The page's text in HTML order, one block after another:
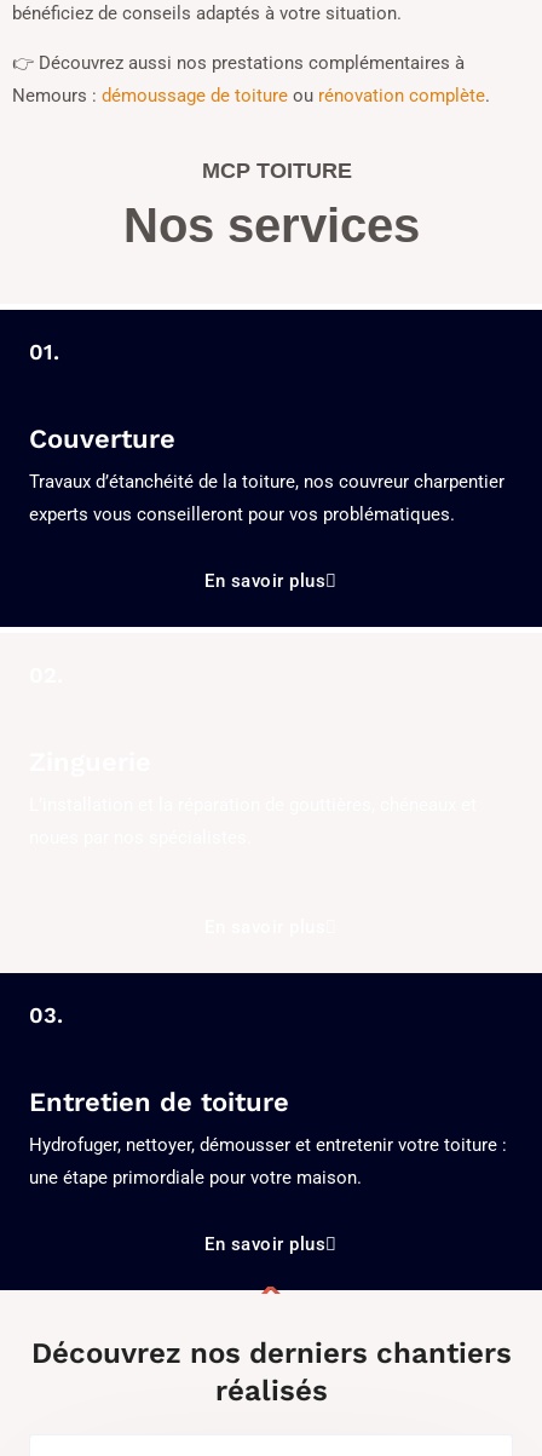
bénéficiez de conseils adaptés à votre situation.
👉 Découvrez aussi nos prestations complémentaires à
Nemours : démoussage de toiture ou rénovation complète.
MCP TOITURE
Nos services
01.
Couverture
Travaux d’étanchéité de la toiture, nos couvreur charpentier
experts vous conseilleront pour vos problématiques.
En savoir plus
03.
Entretien de toiture
Hydrofuger, nettoyer, démousser et entretenir votre toiture :
une étape primordiale pour votre maison.
En savoir plus
Découvrez nos derniers chantiers
réalisés